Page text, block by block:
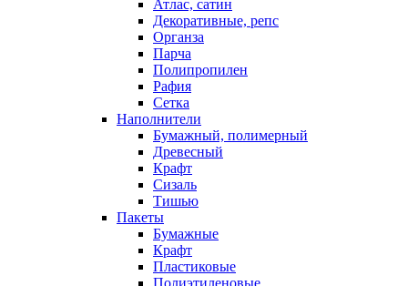
Атлас, сатин
Декоративные, репс
Органза
Парча
Полипропилен
Рафия
Сетка
Наполнители
Бумажный, полимерный
Древесный
Крафт
Сизаль
Тишью
Пакеты
Бумажные
Крафт
Пластиковые
Полиэтиленовые